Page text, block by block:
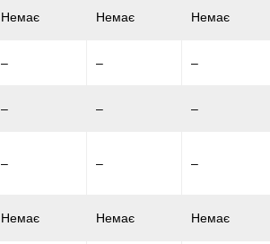
Немає Немає Немає
– – –
– – –
– – –
Немає Немає Немає